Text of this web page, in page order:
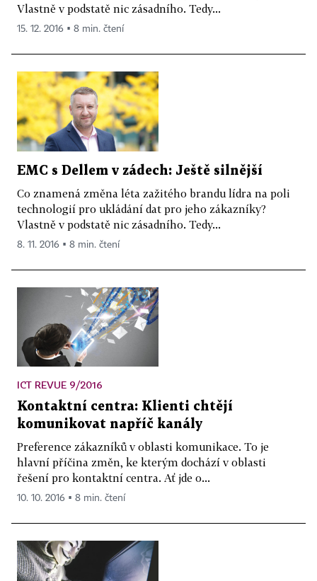
Vlastně v podstatě nic zásadního. Tedy...
15. 12. 2016 ▪ 8 min. čtení
EMC s Dellem v zádech: Ještě silnější
Co znamená změna léta zažitého brandu lídra na poli
technologií pro ukládání dat pro jeho zákazníky?
Vlastně v podstatě nic zásadního. Tedy...
8. 11. 2016 ▪ 8 min. čtení
ICT REVUE 9/2016
Kontaktní centra: Klienti chtějí
komunikovat napříč kanály
Preference zákazníků v oblasti komunikace. To je
hlavní příčina změn, ke kterým dochází v oblasti
řešení pro kontaktní centra. Ať jde o...
10. 10. 2016 ▪ 8 min. čtení